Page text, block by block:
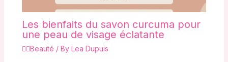
Les bienfaits du savon curcuma pour
une peau de visage éclatante
💇‍♀️Beauté / By Lea Dupuis